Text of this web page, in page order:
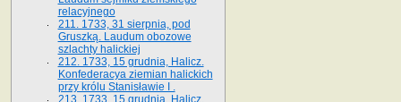
relacyjnego
211. 1733, 31 sierpnia, pod
Gruszką. Laudum obozowe
szlachty halickiej
212. 1733, 15 grudnia, Halicz.
Konfederacya ziemian halickich
przy królu Stanisławie I .
213. 1733, 15 grudnia, Halicz.